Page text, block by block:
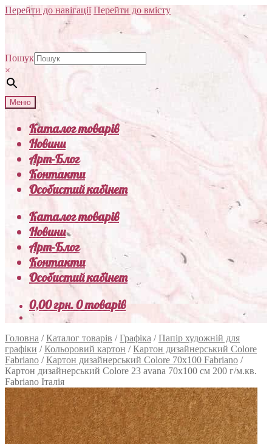
Перейти до навігації Перейти до вмісту
Пошук
×
Меню
Каталог товарів
Новини
Арт-Блог
Контакти
Особистий кабінет
Каталог товарів
Новини
Арт-Блог
Контакти
Особистий кабінет
0,00грн.0 товарів
Головна /Каталог товарів /Графіка /Папір художній для
графіки /Кольоровий картон /Картон дизайнерський Colore
Fabriano /Картон дизайнерський Colore 70х100 Fabriano /
Картон дизайнерський Colore 23 avana 70х100 см 200 г/м.кв.
Fabriano Італія